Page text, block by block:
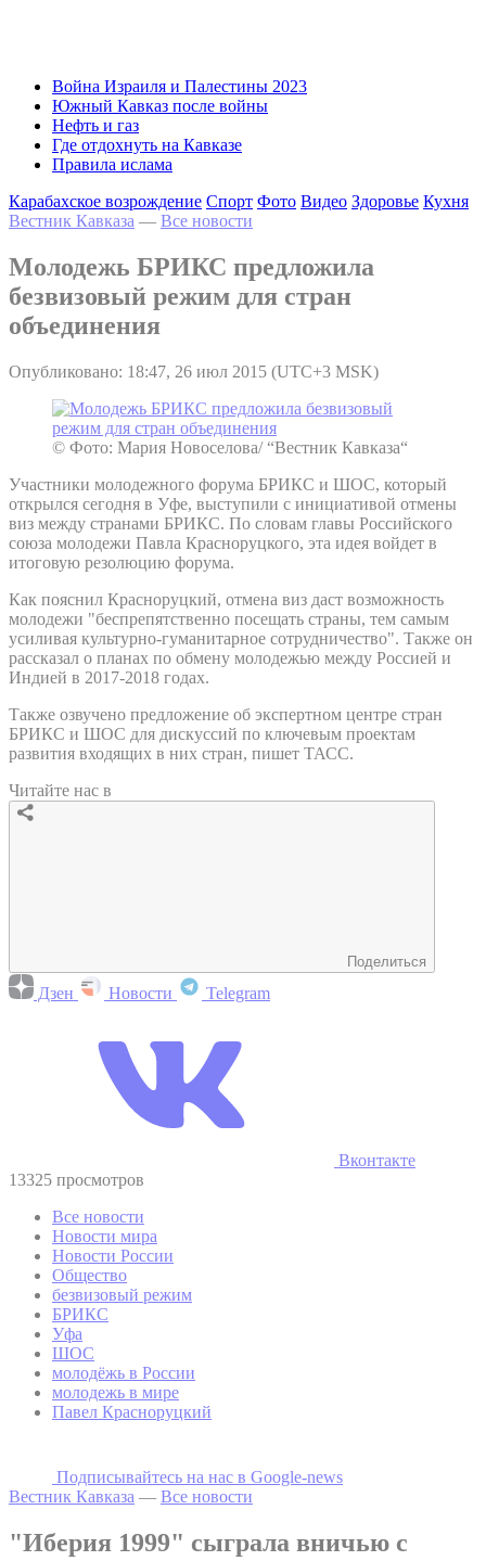
Война Израиля и Палестины 2023
Южный Кавказ после войны
Нефть и газ
Где отдохнуть на Кавказе
Правила ислама
Карабахское возрождение Спорт Фото Видео Здоровье Кухня
Вестник Кавказа — Все новости
Молодежь БРИКС предложила
безвизовый режим для стран
объединения
Опубликовано: 18:47, 26 июл 2015 (UTC+3 MSK)
© Фото: Мария Новоселова/ “Вестник Кавказа“
Участники молодежного форума БРИКС и ШОС, который
открылся сегодня в Уфе, выступили с инициативой отмены
виз между странами БРИКС. По словам главы Российского
союза молодежи Павла Красноруцкого, эта идея войдет в
итоговую резолюцию форума.
Как пояснил Красноруцкий, отмена виз даст возможность
молодежи "беспрепятственно посещать страны, тем самым
усиливая культурно-гуманитарное сотрудничество". Также он
рассказал о планах по обмену молодежью между Россией и
Индией в 2017-2018 годах.
Также озвучено предложение об экспертном центре стран
БРИКС и ШОС для дискуссий по ключевым проектам
развития входящих в них стран, пишет ТАСС.
Читайте нас в
Поделиться
Дзен Новости Telegram
Вконтакте
13325 просмотров
Все новости
Новости мира
Новости России
Общество
безвизовый режим
БРИКС
Уфа
ШОС
молодёжь в России
молодежь в мире
Павел Красноруцкий
Подписывайтесь на наc в Google-news
Вестник Кавказа — Все новости
"Иберия 1999" сыграла вничью с